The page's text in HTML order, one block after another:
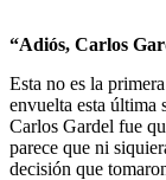
“Adiós, Carlos
Esta no es la
envuelta esta última
Carlos Gardel fue
parece que ni
decisión que